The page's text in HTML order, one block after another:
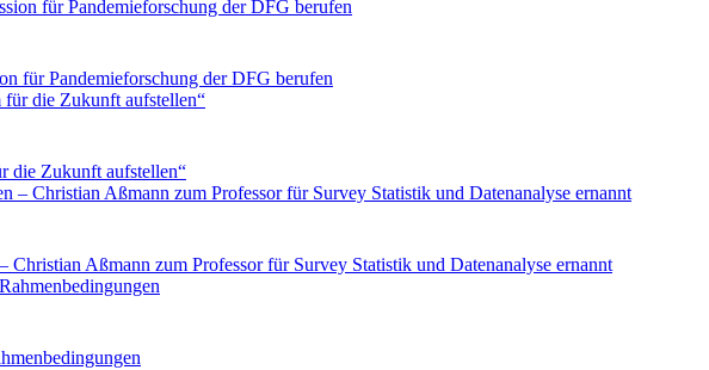
für Pandemieforschung der DFG berufen
die Zukunft aufstellen“
Christian Aßmann zum Professor für Survey Statistik und Datenanalyse ernannt